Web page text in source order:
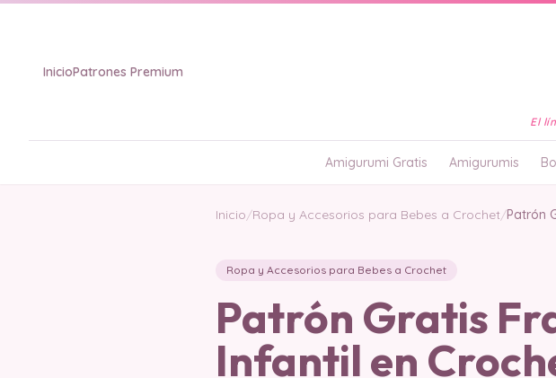
InicioPatrones Premium
El
Amigurumi Gratis Amigurumis
Inicio/Ropa y Accesorios para Bebes a Crochet/Patrón
Ropa y Accesorios para Bebes a Crochet
Patrón Gratis
Infantil en